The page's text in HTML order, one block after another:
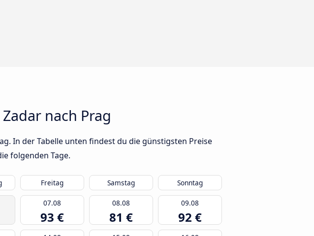
nach Prag
In der Tabelle unten findest du die günstigsten Preise
folgenden Tage.
Freitag Samstag Sonntag
07.08
93 €
08.08
81 €
09.08
92 €